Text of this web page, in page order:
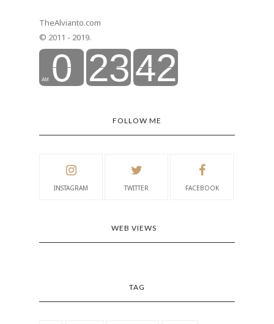
TheAlvianto.com
© 2011 - 2019.
FOLLOW ME
INSTAGRAM TWITTER FACEBOOK
WEB VIEWS
TAG